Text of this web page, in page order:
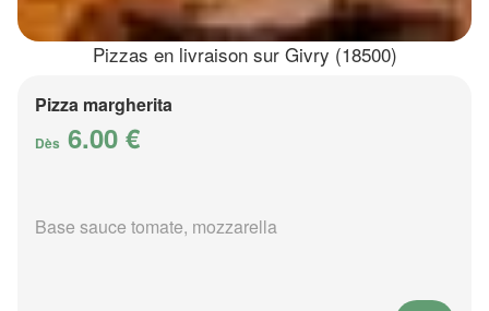
Pizzas en livraison sur Givry (18500)
Pizza margherita
Dès 6.00 €
Base sauce tomate, mozzarella